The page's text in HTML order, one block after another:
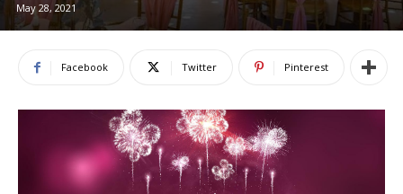
May 28, 2021
Facebook Twitter Pinterest